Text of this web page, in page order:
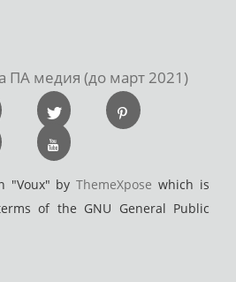
ПА медия (до март 2021)
"Voux" byThemeXpose which is
of the GNU General Public